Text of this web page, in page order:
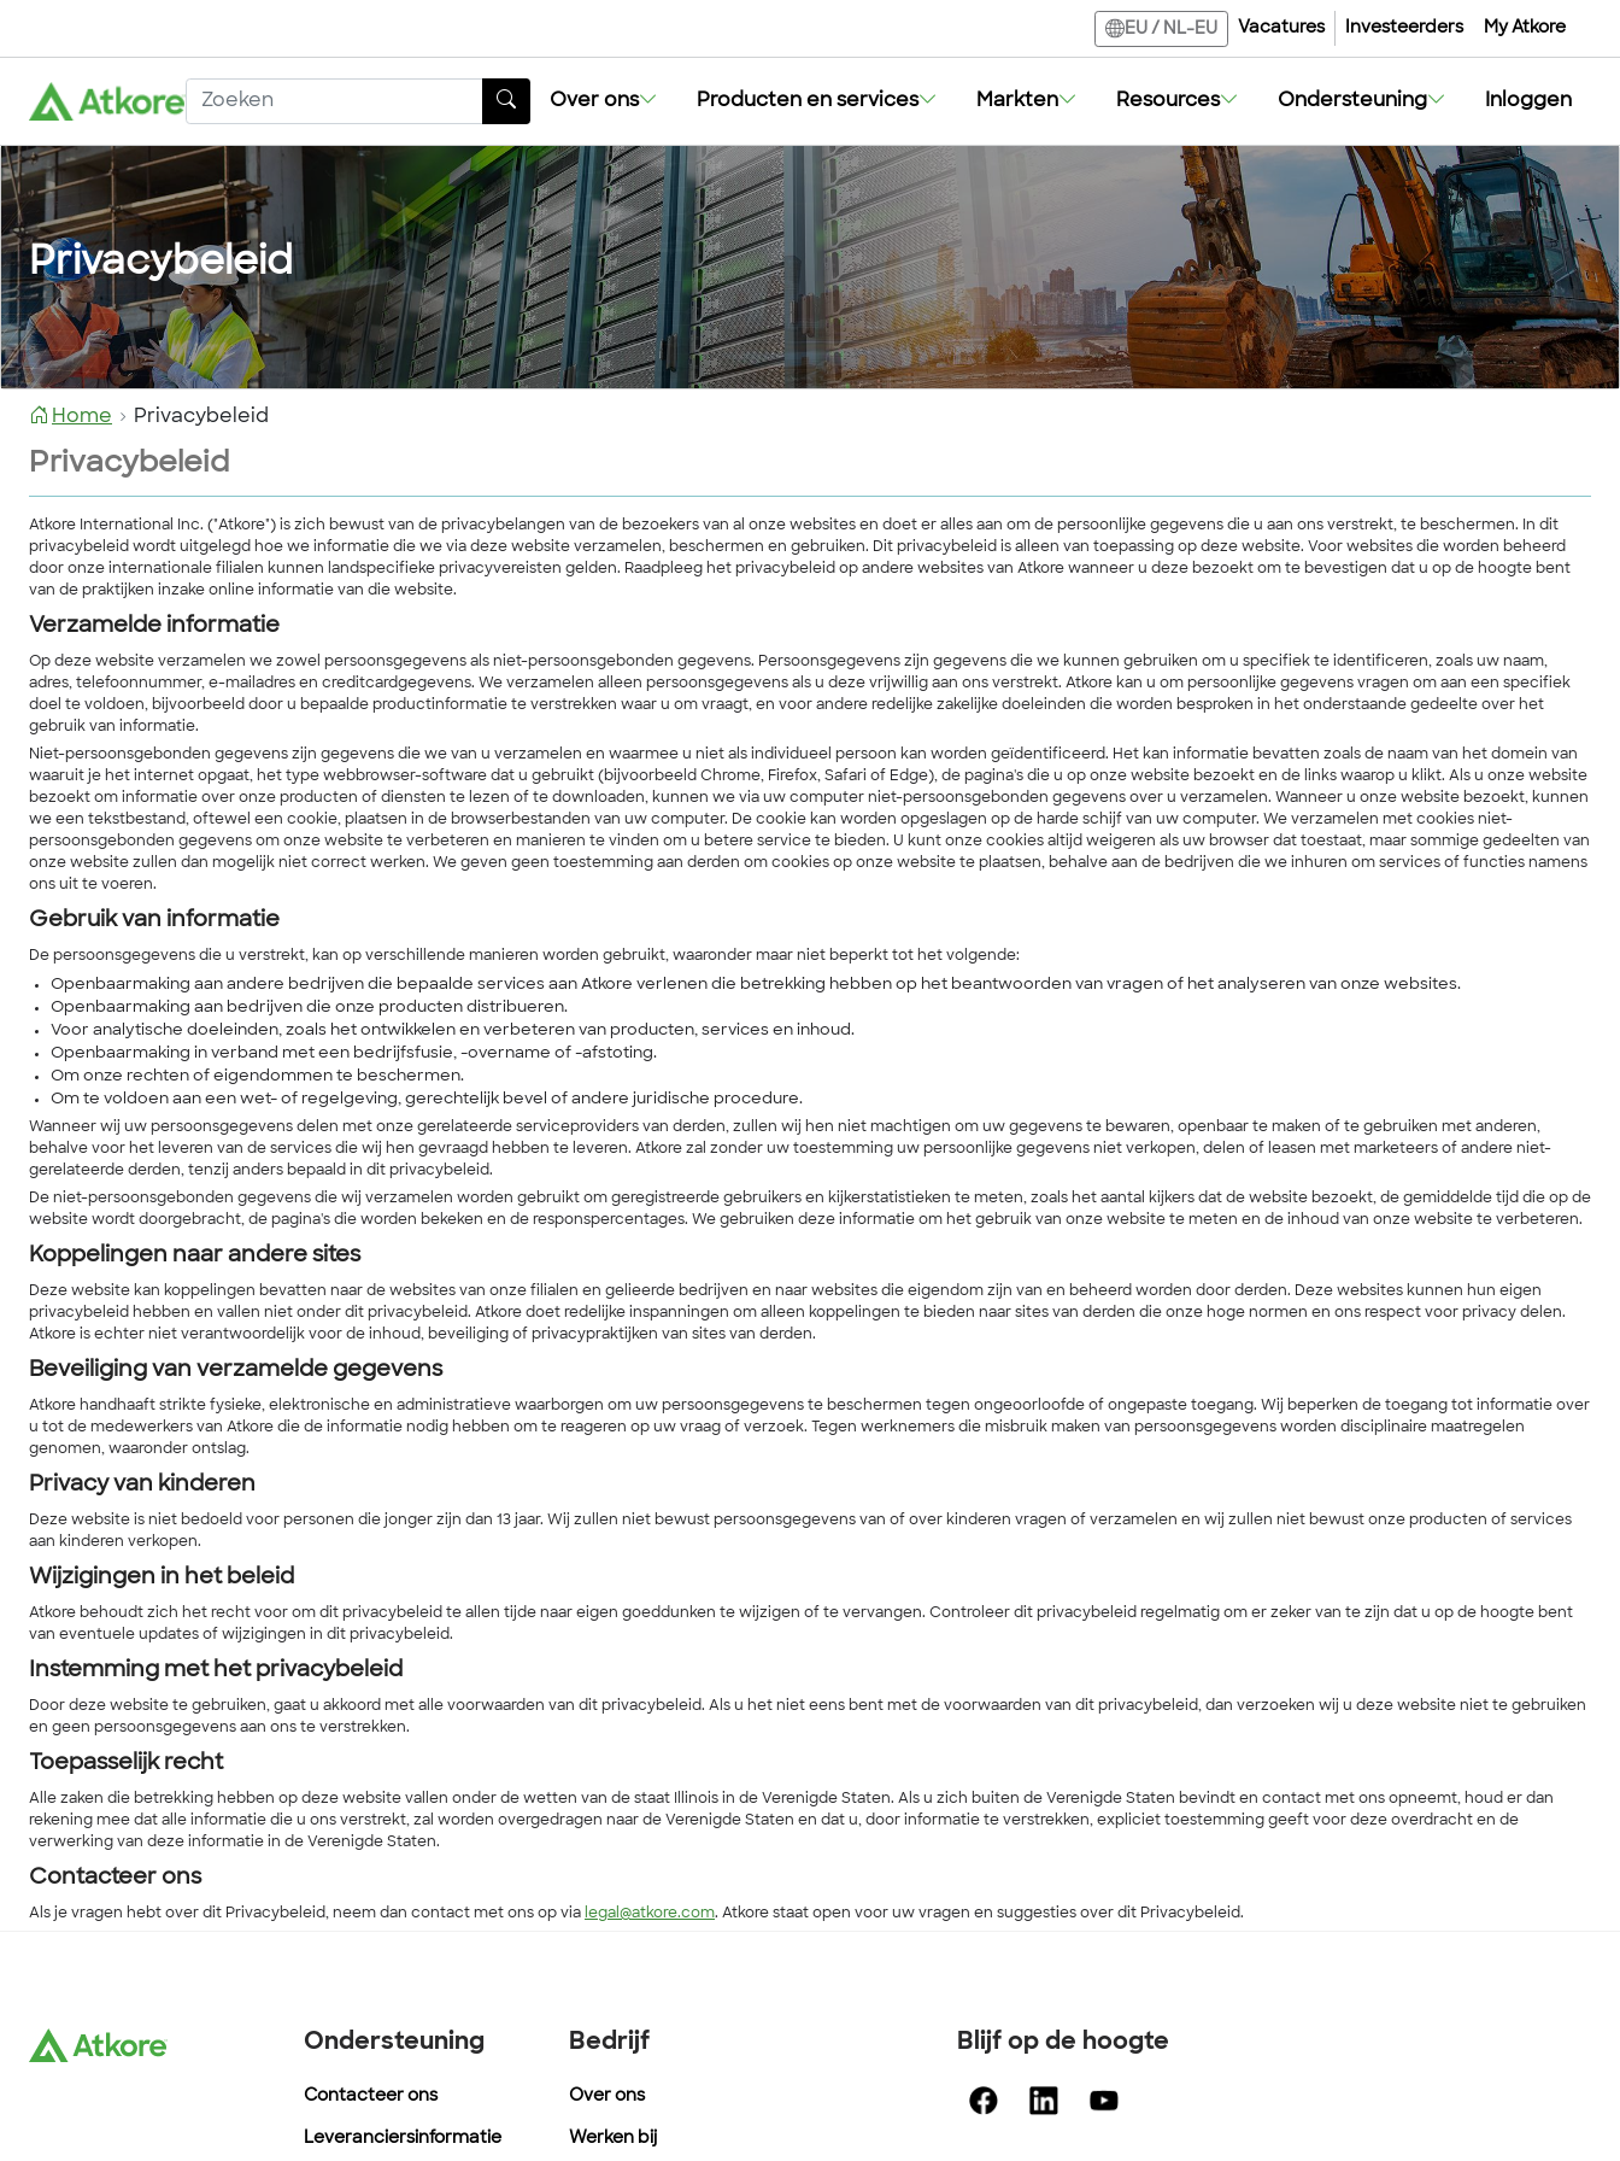
EU / NL-EU Vacatures Investeerders My Atkore
Over ons Producten en services Markten Resources Ondersteuning Inloggen
Privacybeleid
Home Privacybeleid
Privacybeleid
Atkore International Inc. ("Atkore") is zich bewust van de privacybelangen van de bezoekers van al onze websites en doet er alles aan om de persoonlijke gegevens die u aan ons verstrekt, te beschermen. In dit
privacybeleid wordt uitgelegd hoe we informatie die we via deze website verzamelen, beschermen en gebruiken. Dit privacybeleid is alleen van toepassing op deze website. Voor websites die worden beheerd
door onze internationale filialen kunnen landspecifieke privacyvereisten gelden. Raadpleeg het privacybeleid op andere websites van Atkore wanneer u deze bezoekt om te bevestigen dat u op de hoogte bent
van de praktijken inzake online informatie van die website.
Verzamelde informatie
Op deze website verzamelen we zowel persoonsgegevens als niet-persoonsgebonden gegevens. Persoonsgegevens zijn gegevens die we kunnen gebruiken om u specifiek te identificeren, zoals uw naam,
adres, telefoonnummer, e-mailadres en creditcardgegevens. We verzamelen alleen persoonsgegevens als u deze vrijwillig aan ons verstrekt. Atkore kan u om persoonlijke gegevens vragen om aan een specifiek
doel te voldoen, bijvoorbeeld door u bepaalde productinformatie te verstrekken waar u om vraagt, en voor andere redelijke zakelijke doeleinden die worden besproken in het onderstaande gedeelte over het
gebruik van informatie.
Niet-persoonsgebonden gegevens zijn gegevens die we van u verzamelen en waarmee u niet als individueel persoon kan worden geïdentificeerd. Het kan informatie bevatten zoals de naam van het domein van
waaruit je het internet opgaat, het type webbrowser-software dat u gebruikt (bijvoorbeeld Chrome, Firefox, Safari of Edge), de pagina's die u op onze website bezoekt en de links waarop u klikt. Als u onze website
bezoekt om informatie over onze producten of diensten te lezen of te downloaden, kunnen we via uw computer niet-persoonsgebonden gegevens over u verzamelen. Wanneer u onze website bezoekt, kunnen
we een tekstbestand, oftewel een cookie, plaatsen in de browserbestanden van uw computer. De cookie kan worden opgeslagen op de harde schijf van uw computer. We verzamelen met cookies niet-
persoonsgebonden gegevens om onze website te verbeteren en manieren te vinden om u betere service te bieden. U kunt onze cookies altijd weigeren als uw browser dat toestaat, maar sommige gedeelten van
onze website zullen dan mogelijk niet correct werken. We geven geen toestemming aan derden om cookies op onze website te plaatsen, behalve aan de bedrijven die we inhuren om services of functies namens
ons uit te voeren.
Gebruik van informatie
De persoonsgegevens die u verstrekt, kan op verschillende manieren worden gebruikt, waaronder maar niet beperkt tot het volgende:
Openbaarmaking aan andere bedrijven die bepaalde services aan Atkore verlenen die betrekking hebben op het beantwoorden van vragen of het analyseren van onze websites.
Openbaarmaking aan bedrijven die onze producten distribueren.
Voor analytische doeleinden, zoals het ontwikkelen en verbeteren van producten, services en inhoud.
Openbaarmaking in verband met een bedrijfsfusie, -overname of -afstoting.
Om onze rechten of eigendommen te beschermen.
Om te voldoen aan een wet- of regelgeving, gerechtelijk bevel of andere juridische procedure.
Wanneer wij uw persoonsgegevens delen met onze gerelateerde serviceproviders van derden, zullen wij hen niet machtigen om uw gegevens te bewaren, openbaar te maken of te gebruiken met anderen,
behalve voor het leveren van de services die wij hen gevraagd hebben te leveren. Atkore zal zonder uw toestemming uw persoonlijke gegevens niet verkopen, delen of leasen met marketeers of andere niet-
gerelateerde derden, tenzij anders bepaald in dit privacybeleid.
De niet-persoonsgebonden gegevens die wij verzamelen worden gebruikt om geregistreerde gebruikers en kijkerstatistieken te meten, zoals het aantal kijkers dat de website bezoekt, de gemiddelde tijd die op de
website wordt doorgebracht, de pagina's die worden bekeken en de responspercentages. We gebruiken deze informatie om het gebruik van onze website te meten en de inhoud van onze website te verbeteren.
Koppelingen naar andere sites
Deze website kan koppelingen bevatten naar de websites van onze filialen en gelieerde bedrijven en naar websites die eigendom zijn van en beheerd worden door derden. Deze websites kunnen hun eigen
privacybeleid hebben en vallen niet onder dit privacybeleid. Atkore doet redelijke inspanningen om alleen koppelingen te bieden naar sites van derden die onze hoge normen en ons respect voor privacy delen.
Atkore is echter niet verantwoordelijk voor de inhoud, beveiliging of privacypraktijken van sites van derden.
Beveiliging van verzamelde gegevens
Atkore handhaaft strikte fysieke, elektronische en administratieve waarborgen om uw persoonsgegevens te beschermen tegen ongeoorloofde of ongepaste toegang. Wij beperken de toegang tot informatie over
u tot de medewerkers van Atkore die de informatie nodig hebben om te reageren op uw vraag of verzoek. Tegen werknemers die misbruik maken van persoonsgegevens worden disciplinaire maatregelen
genomen, waaronder ontslag.
Privacy van kinderen
Deze website is niet bedoeld voor personen die jonger zijn dan 13 jaar. Wij zullen niet bewust persoonsgegevens van of over kinderen vragen of verzamelen en wij zullen niet bewust onze producten of services
aan kinderen verkopen.
Wijzigingen in het beleid
Atkore behoudt zich het recht voor om dit privacybeleid te allen tijde naar eigen goeddunken te wijzigen of te vervangen. Controleer dit privacybeleid regelmatig om er zeker van te zijn dat u op de hoogte bent
van eventuele updates of wijzigingen in dit privacybeleid.
Instemming met het privacybeleid
Door deze website te gebruiken, gaat u akkoord met alle voorwaarden van dit privacybeleid. Als u het niet eens bent met de voorwaarden van dit privacybeleid, dan verzoeken wij u deze website niet te gebruiken
en geen persoonsgegevens aan ons te verstrekken.
Toepasselijk recht
Alle zaken die betrekking hebben op deze website vallen onder de wetten van de staat Illinois in de Verenigde Staten. Als u zich buiten de Verenigde Staten bevindt en contact met ons opneemt, houd er dan
rekening mee dat alle informatie die u ons verstrekt, zal worden overgedragen naar de Verenigde Staten en dat u, door informatie te verstrekken, expliciet toestemming geeft voor deze overdracht en de
verwerking van deze informatie in de Verenigde Staten.
Contacteer ons
Als je vragen hebt over dit Privacybeleid, neem dan contact met ons op via legal@atkore.com. Atkore staat open voor uw vragen en suggesties over dit Privacybeleid.
Ondersteuning
Contacteer ons
Leveranciersinformatie
Bedrijf
Over ons
Werken bij
Blijf op de hoogte